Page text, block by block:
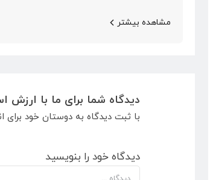
مشاهده بیشتر
دیدگاه شما برای ما با ارزش
با ثبت دیدگاه به دوستان خود
دیدگاه خود را بنویسید
دیدگاه